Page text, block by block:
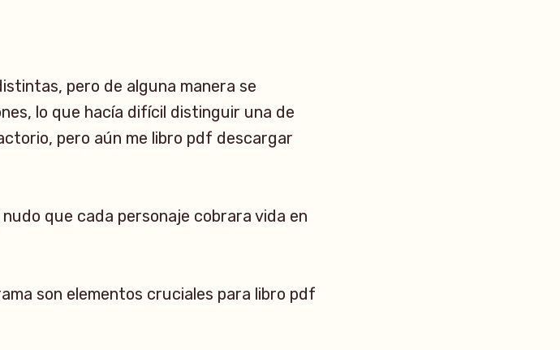
pero de alguna manera se
lo que hacía difícil distinguir una de
pero aún me libro pdf descargar
que cada personaje cobrara vida en
son elementos cruciales para libro pdf